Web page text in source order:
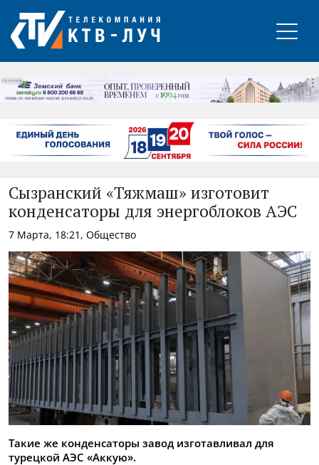
РЕКЛАМА
Сызранский «Тяжмаш» изготовит
конденсаторы для энергоблоков АЭС
7 Марта, 18:21, Общество
Такие же конденсаторы завод изготавливал для
турецкой АЭС «Аккую».